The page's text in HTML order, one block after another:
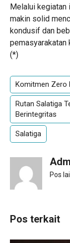
Melalui kegiatan
makin solid
kondusif dan
pemasyarakatan
(*)
Komitmen Zero
Rutan Salatiga
Berintegritas
Salatiga
Pos
Pos terkait